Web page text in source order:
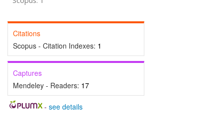
Citations
Scopus - Citation Indexes: 1
Captures
Mendeley - Readers: 17
- see details